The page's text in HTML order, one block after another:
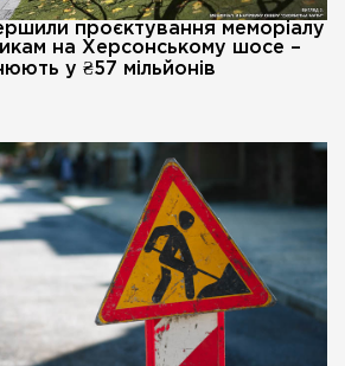
проєктування меморіалу
на Херсонському шосе –
у ₴57 мільйонів